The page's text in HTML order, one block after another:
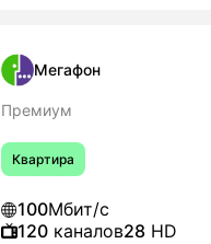
Мегафон
Премиум
Квартира
100Мбит/с
120 каналов28 HD